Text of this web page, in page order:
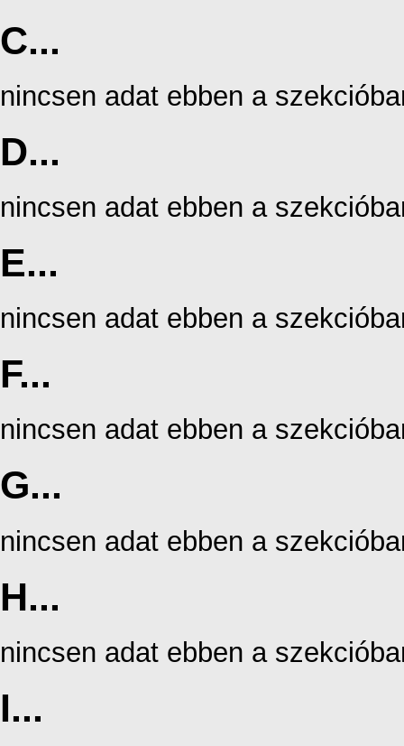
C...
nincsen adat ebben a
D...
nincsen adat ebben a
E...
nincsen adat ebben a
F...
nincsen adat ebben a
G...
nincsen adat ebben a
H...
nincsen adat ebben a
I...